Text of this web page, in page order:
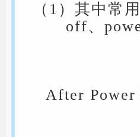
（1）其中常
off、
After Power